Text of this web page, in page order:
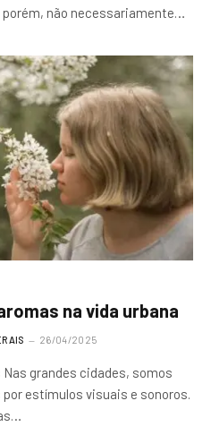
não necessariamente…
na vida urbana
26/04/2025
grandes cidades, somos
estímulos visuais e sonoros.